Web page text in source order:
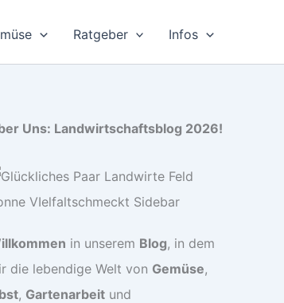
Ratgeber Infos
Uns: Landwirtschaftsblog 2026!
in unserem Blog, in dem
die lebendige Welt von Gemüse,
, Gartenarbeit und